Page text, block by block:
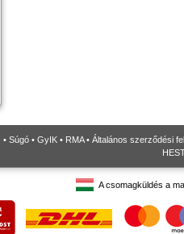
• Súgó • GyIK • RMA• Általános szerződési
A csomagküldés a